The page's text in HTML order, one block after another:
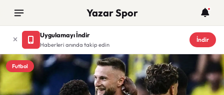
Yazar Spor
Uygulamayı İndir
Haberleri anında takip edin
İndir
Futbol